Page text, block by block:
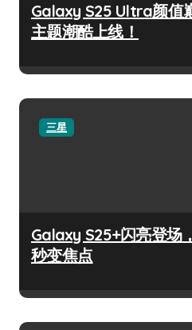
Galaxy S25 Ultra颜值
主题潮酷上线！
三星
Galaxy S25+闪亮登场
秒变焦点